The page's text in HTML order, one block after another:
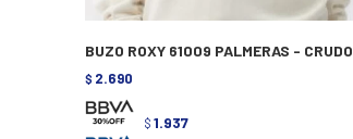
BUZO ROXY 61009 PALMERAS - CRUDO
$ 2.690
$ 1.937